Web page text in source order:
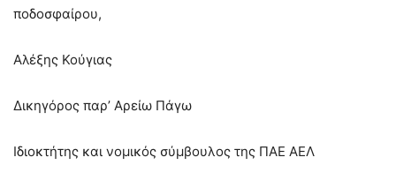
ποδοσφαίρου,
Αλέξης Κούγιας
Δικηγόρος παρ’ Αρείω Πάγω
Ιδιοκτήτης και νομικός σύμβουλος της ΠΑΕ ΑΕΛ